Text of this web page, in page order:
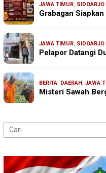
JAWA TIMUR, SIDOARJO
Grabagan
JAWA TIMUR, SIDOARJO
Pelapor Datangi
BERITA, DAERAH , JAWA
Misteri Sawah
Cari
untuk: